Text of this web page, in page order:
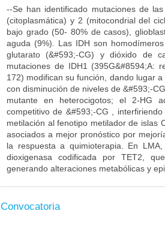
--Se han identificado mutaciones de
(citoplasmática) y 2 (mitocondrial del
bajo grado (50- 80% de casos),
aguda (9%). Las IDH son
glutarato (&#593;-CG) y dióxido de
mutaciones de IDH1 (395G&#8594;A:
172) modifican su función, dando lugar
con disminución de niveles de &#593;-
mutante en heterocigotos; el 2-HG
competitivo de &#593;-CG ,
metilación al fenotipo metilador de islas
asociados a mejor pronóstico por
la respuesta a quimioterapia. En
dioxigenasa codificada por TET2,
generando alteraciones metabólicas y
Convocatoria